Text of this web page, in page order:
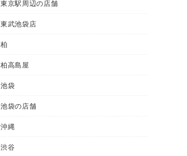
東京駅周辺の店舗
東武池袋店
柏
柏高島屋
池袋
池袋の店舗
沖縄
渋谷